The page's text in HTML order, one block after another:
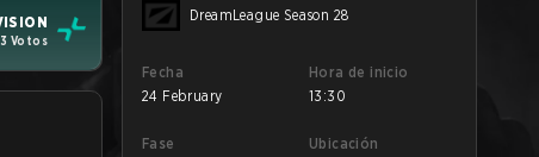
Votos
DreamLeague Season 28
Fecha
24 February
Hora de inicio
13:30
Fase
Ubicación